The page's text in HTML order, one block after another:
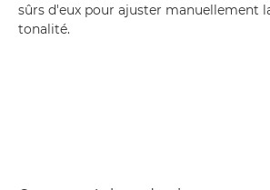
sûrs d'eux pour ajuster manuellement
tonalité.